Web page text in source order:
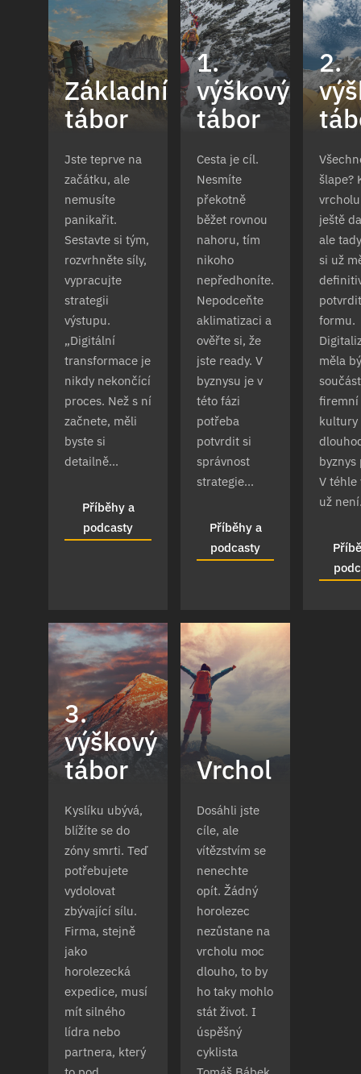
Základní
tábor
Jste teprve na
začátku, ale
nemusíte
panikařit.
Sestavte si tým,
rozvrhněte síly,
vypracujte
strategii
výstupu.
„Digitální
transformace je
nikdy nekončící
proces. Než s ní
začnete, měli
byste si
detailně...
Příběhy a
podcasty
1.
výškový
tábor
Cesta je cíl.
Nesmíte
překotně
běžet rovnou
nahoru, tím
nikoho
nepředhoníte.
Nepodceňte
aklimatizaci a
ověřte si, že
jste ready. V
byznysu je v
této fázi
potřeba
potvrdit si
správnost
strategie...
Příběhy a
podcasty
2.
šlape?
ještě
ale
si už
formu.
měla
firemní
kultury
byznys
V téhle
už
3.
výškový
tábor
Kyslíku ubývá,
blížíte se do
zóny smrti. Teď
potřebujete
vydolovat
zbývající sílu.
Firma, stejně
jako
horolezecká
expedice, musí
mít silného
lídra nebo
partnera, který
Vrchol
Dosáhli jste
cíle, ale
vítězstvím se
nenechte
opít. Žádný
horolezec
nezůstane na
vrcholu moc
dlouho, to by
ho taky mohlo
stát život. I
úspěšný
cyklista